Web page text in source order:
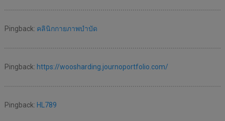
Pingback: คลินิกกายภาพบำบัด
Pingback: https://woosharding.journoportfolio.com/
Pingback: HL789